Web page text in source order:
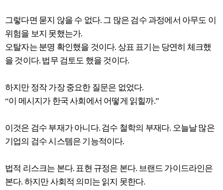
그렇다면 묻지 않을 수 없다. 그 많은 검수 과정에서 아무도 이
위험을 보지 못했는가.
오탈자는 분명 확인했을 것이다. 상표 표기는 당연히 체크했
을 것이다. 법무 검토도 했을 것이다.
하지만 정작 가장 중요한 질문은 없었다.
“이 메시지가 한국 사회에서 어떻게 읽힐까.”
이것은 검수 부재가 아니다. 검수 철학의 부재다. 오늘날 많은
기업의 검수 시스템은 기능적이다.
법적 리스크는 본다. 표현 규정은 본다. 브랜드 가이드라인은
본다. 하지만 사회적 의미는 읽지 못한다.